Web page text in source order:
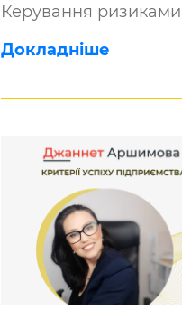
Керування
Докладніше